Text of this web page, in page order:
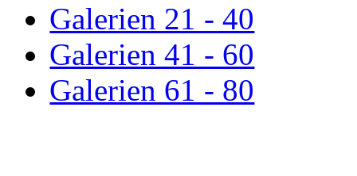
Galerien 21 - 40
Galerien 41 - 60
Galerien 61 - 80